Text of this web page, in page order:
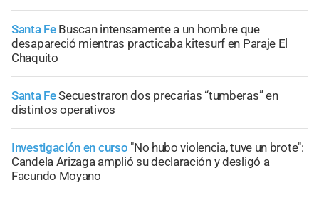
Santa Fe Buscan intensamente a un hombre que
desapareció mientras practicaba kitesurf en Paraje El
Chaquito
Santa FeSecuestraron dos precarias “tumberas” en
distintos operativos
Investigación en curso "No hubo violencia, tuve un brote":
Candela Arizaga amplió su declaración y desligó a
Facundo Moyano